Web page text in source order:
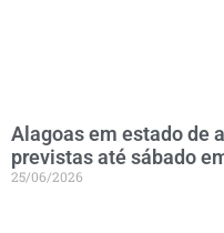
Alagoas em estado de
previstas até sábado
25/06/2026